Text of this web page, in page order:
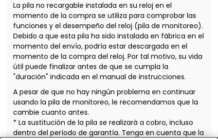
La pila no recargable instalada en su reloj en el
momento de la compra se utiliza para comprobar las
funciones y el desempeño del reloj (pila de monitoreo).
Debido a que esta pila ha sido instalada en fábrica en el
momento del envío, podría estar descargada en el
momento de la compra del reloj. Por tal motivo, su vida
útil puede finalizar antes de que se cumpla la
"duración" indicada en el manual de instrucciones.
A pesar de que no hay ningún problema en continuar
usando la pila de monitoreo, le recomendamos que la
cambie cuanto antes.
* La sustitución de la pila se realizará a cobro, incluso
dentro del período de garantía. Tenga en cuenta que la